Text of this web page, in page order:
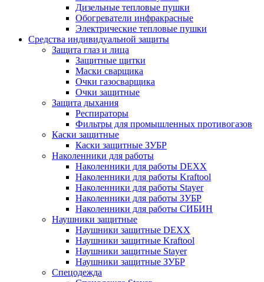
Дизельные тепловые пушки
Обогреватели инфракрасные
Электрические тепловые пушки
Средства индивидуальной защиты
Защита глаз и лица
Защитные щитки
Маски сварщика
Очки газосварщика
Очки защитные
Защита дыхания
Респираторы
Фильтры для промышленных противогазов
Каски защитные
Каски защитные ЗУБР
Наколенники для работы
Наколенники для работы DEXX
Наколенники для работы Kraftool
Наколенники для работы Stayer
Наколенники для работы ЗУБР
Наколенники для работы СИБИН
Наушники защитные
Наушники защитные DEXX
Наушники защитные Kraftool
Наушники защитные Stayer
Наушники защитные ЗУБР
Спецодежда